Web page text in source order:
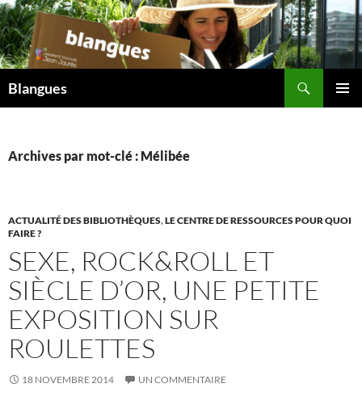
Aller
au
contenu
Blangues
Archives par mot-clé : Mélibée
ACTUALITÉ DES BIBLIOTHÈQUES,LE CENTRE DE RESSOURCES POUR QUOI
FAIRE ?
SEXE, ROCK&ROLL ET
SIÈCLE D’OR, UNE PETITE
EXPOSITION SUR
ROULETTES
18 NOVEMBRE 2014 UN COMMENTAIRE